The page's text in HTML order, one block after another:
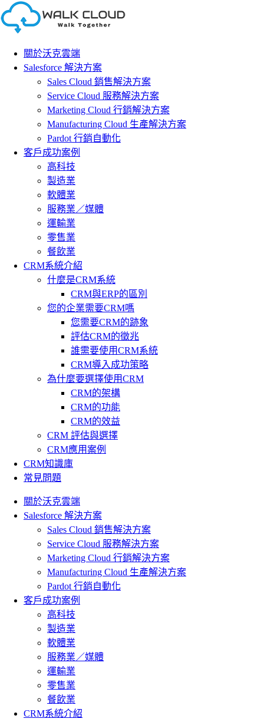
Skip
to
content
關於沃克雲端
Salesforce 解決方案
Sales Cloud 銷售解決方案
Service Cloud 服務解決方案
Marketing Cloud 行銷解決方案
Manufacturing Cloud 生產解決方案
Pardot 行銷自動化
客戶成功案例
高科技
製造業
軟體業
服務業／媒體
運輸業
零售業
餐飲業
CRM系統介紹
什麼是CRM系統
CRM與ERP的區別
您的企業需要CRM嗎
您需要CRM的跡象
評估CRM的徵兆
誰需要使用CRM系統
CRM導入成功策略
為什麼要選擇使用CRM
CRM的架構
CRM的功能
CRM的效益
CRM 評估與選擇
CRM應用案例
CRM知識庫
常見問題
關於沃克雲端
Salesforce 解決方案
Sales Cloud 銷售解決方案
Service Cloud 服務解決方案
Marketing Cloud 行銷解決方案
Manufacturing Cloud 生產解決方案
Pardot 行銷自動化
客戶成功案例
高科技
製造業
軟體業
服務業／媒體
運輸業
零售業
餐飲業
CRM系統介紹